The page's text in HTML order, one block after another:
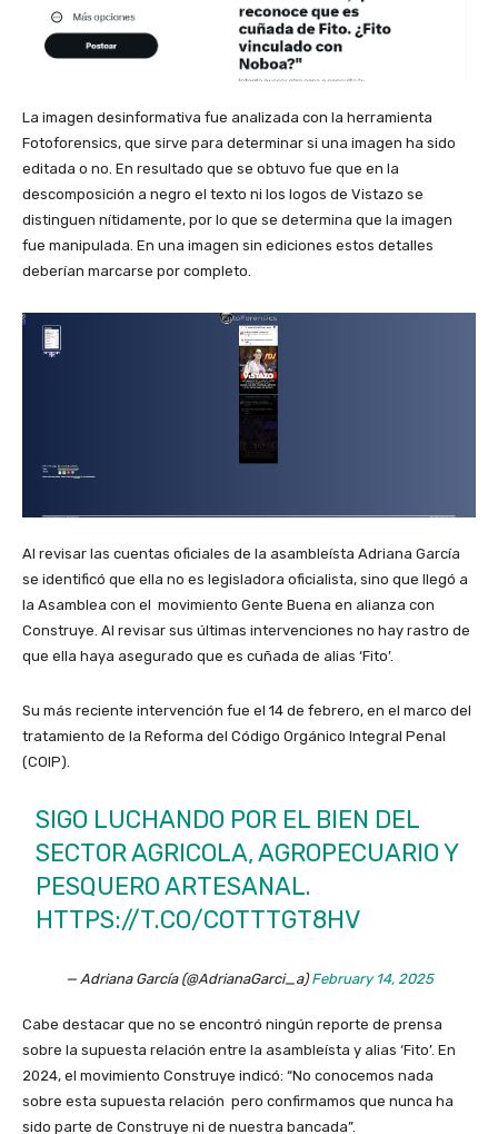
La imagen desinformativa fue analizada con la herramienta
Fotoforensics, que sirve para determinar si una imagen ha sido
editada o no. En resultado que se obtuvo fue que en la
descomposición a negro el texto ni los logos de Vistazo se
distinguen nítidamente, por lo que se determina que la imagen
fue manipulada. En una imagen sin ediciones estos detalles
deberían marcarse por completo.
Al revisar las cuentas oficiales de la asambleísta Adriana García
se identificó que ella no es legisladora oficialista, sino que llegó a
la Asamblea con el movimiento Gente Buena en alianza con
Construye. Al revisar sus últimas intervenciones no hay rastro de
que ella haya asegurado que es cuñada de alias ‘Fito’.
Su más reciente intervención fue el 14 de febrero, en el marco del
tratamiento de la Reforma del Código Orgánico Integral Penal
(COIP).
SIGO LUCHANDO POR EL BIEN DEL
SECTOR AGRICOLA, AGROPECUARIO Y
PESQUERO ARTESANAL.
HTTPS://T.CO/COTTTGT8HV
— Adriana García (@AdrianaGarci_a)February 14, 2025
Cabe destacar que no se encontró ningún reporte de prensa
sobre la supuesta relación entre la asambleísta y alias ‘Fito’. En
2024, el movimiento Construye indicó: “No conocemos nada
sobre esta supuesta relación pero confirmamos que nunca ha
sido parte de Construye ni de nuestra bancada”.